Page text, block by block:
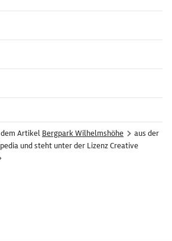
Artikel Bergpark Wilhelmshöhe
aus der
und steht unter der Lizenz Creative